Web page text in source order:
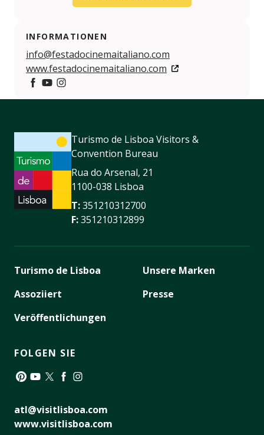
INFORMATIONEN
info@festadocinemaitaliano.com
www.festadocinemaitaliano.com
Facebook
https://www.youtube.com/festadocinemaitaliano
https://www.instagram.com/
Turismo de Lisboa Visitors &
Convention Bureau
Rua do Arsenal, 21
1100-038 Lisboa
T:351210312700
F:351210312899
Turismo de Lisboa
Assoziiert
Veröffentlichungen
Unsere Marken
Presse
FOLGEN SIE
atl@visitlisboa.com
www.visitlisboa.com